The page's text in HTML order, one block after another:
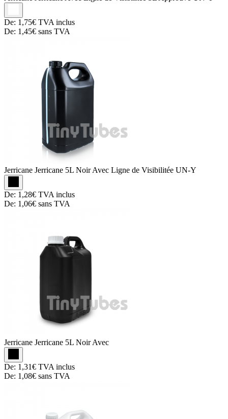
De: 1,75€ TVA inclus
De: 1,45€ sans TVA
Jerricane Jerricane 5L Noir Avec Ligne de Visibilitée UN-Y
De: 1,28€ TVA inclus
De: 1,06€ sans TVA
Jerricane Jerricane 5L Noir Avec
De: 1,31€ TVA inclus
De: 1,08€ sans TVA